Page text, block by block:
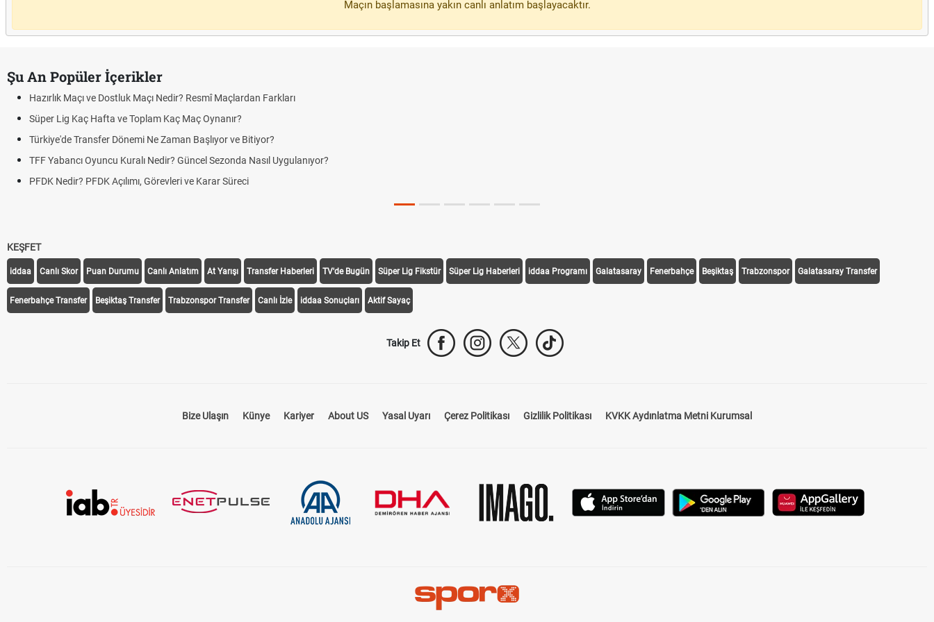
Maçın başlamasına yakın canlı anlatım başlayacaktır.
Şu An Popüler İçerikler
Hazırlık Maçı ve Dostluk Maçı Nedir? Resmî Maçlardan Farkları
Süper Lig Kaç Hafta ve Toplam Kaç Maç Oynanır?
Türkiye'de Transfer Dönemi Ne Zaman Başlıyor ve Bitiyor?
TFF Yabancı Oyuncu Kuralı Nedir? Güncel Sezonda Nasıl Uygulanıyor?
PFDK Nedir? PFDK Açılımı, Görevleri ve Karar Süreci
KEŞFET
iddaa Canlı Skor Puan Durumu Canlı Anlatım At Yarışı Transfer Haberleri TV'de Bugün Süper Lig Fikstür Süper Lig Haberleri iddaa Programı Galatasaray Fenerbahçe Beşiktaş Trabzonspor Galatasaray Transfer
Fenerbahçe Transfer Beşiktaş Transfer Trabzonspor Transfer Canlı İzle iddaa Sonuçları Aktif Sayaç
Takip Et
Bize Ulaşın Künye Kariyer About US Yasal Uyarı Çerez Politikası Gizlilik Politikası KVKK Aydınlatma Metni Kurumsal